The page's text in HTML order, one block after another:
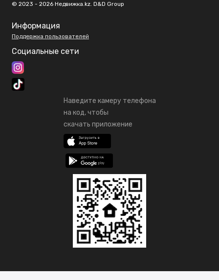
© 2023 - 2026 Недвижка.kz. D&D Group
Информация
Поддержка пользователей
Социальные сети
Наведите камеру телефона
на код, чтобы
скачать приложение